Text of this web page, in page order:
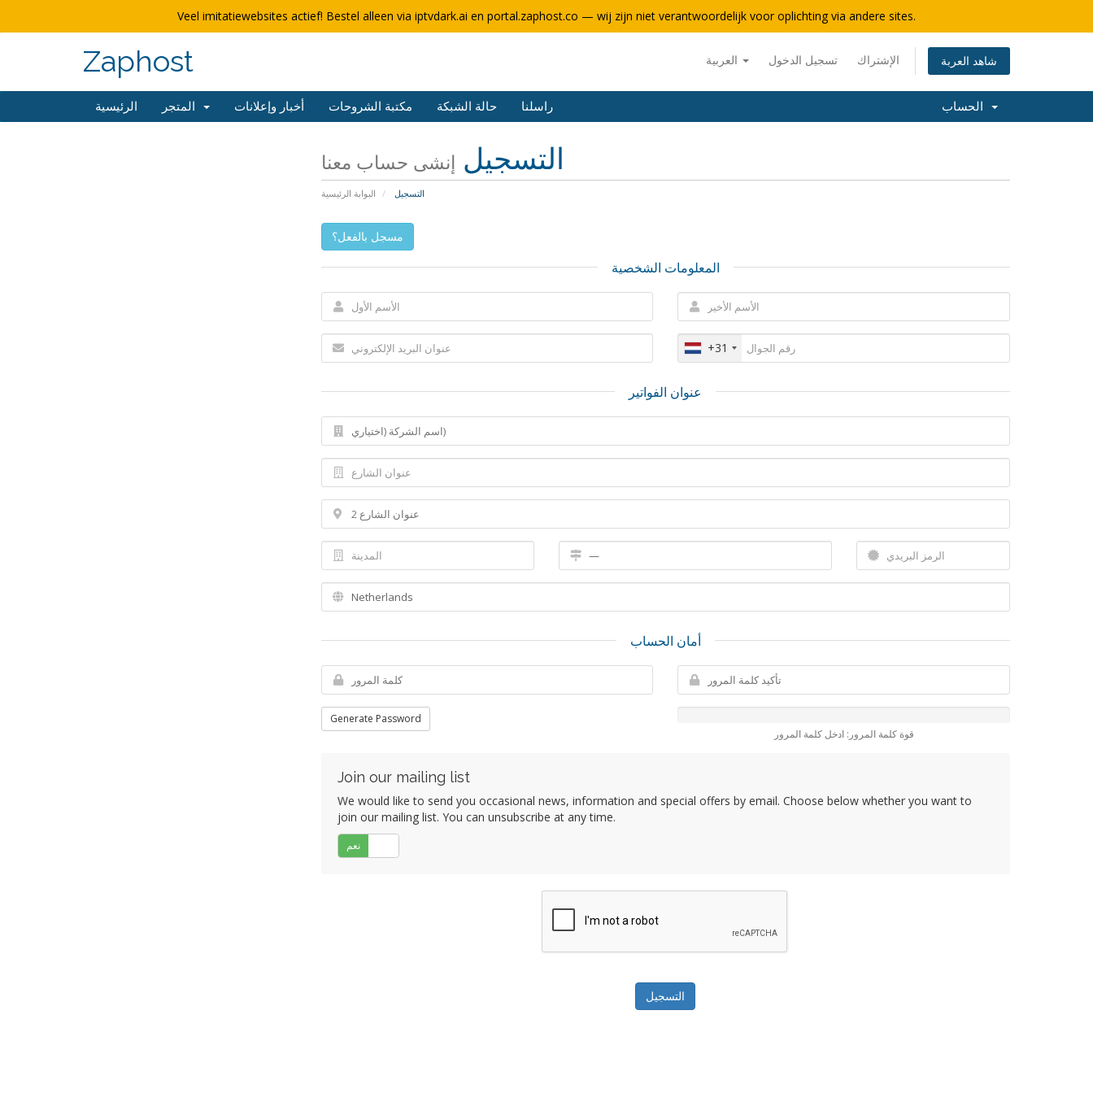
Veel imitatiewebsites actief! Bestel alleen via iptvdark.ai en portal.zaphost.co — wij zijn niet verantwoordelijk voor oplichting via andere sites.
تسجيل الدخول الإشتراك شاهد العربة Zaphost
الرئيسية أخبار وإعلانات مكتبة الشروحات حالة الشبكة راسلنا
التسجيل إنشى حساب معنا
البوابة الرئيسية التسجيل
مسجل بالفعل؟
المعلومات الشخصية
+31
عنوان الفواتير
أمان الحساب
Generate Password
قوة كلمة المرور: ادخل كلمة المرور
Join our mailing list
We would like to send you occasional news, information and special offers by email. Choose below whether you want to
join our mailing list. You can unsubscribe at any time.
نعم